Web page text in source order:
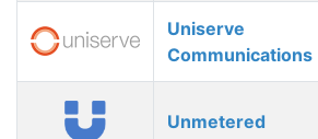
Uniserve
Communications
Unmetered